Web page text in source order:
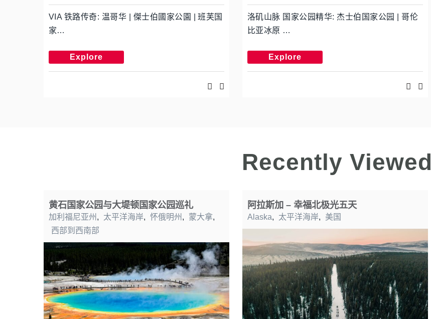
VIA 铁路传奇: 温哥华 | 傑士伯國家公園 | 班芙国
家…
Explore
洛矶山脉 国家公园精华: 杰士伯国家公园 | 哥伦
比亚冰原 …
Explore
Recently Viewed
黄石国家公园与大堤顿国家公园巡礼
加利福尼亚州 , 太平洋海岸, 怀俄明州 , 蒙大拿,
西部到西南部
阿拉斯加 – 幸福北极光五天
Alaska, 太平洋海岸, 美国